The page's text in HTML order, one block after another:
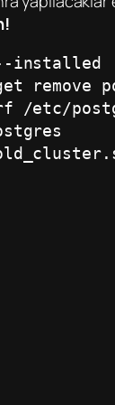
|
remove
/etc/